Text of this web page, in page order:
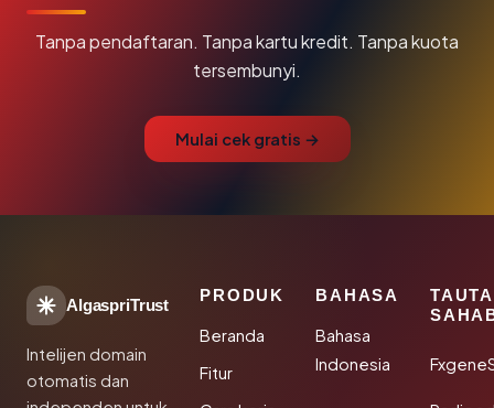
Tanpa pendaftaran. Tanpa kartu kredit. Tanpa kuota
tersembunyi.
Mulai cek gratis →
AlgaspriTrust
Intelijen domain
otomatis dan
PRODUK
Beranda
Fitur
BAHASA
Bahasa
Indonesia